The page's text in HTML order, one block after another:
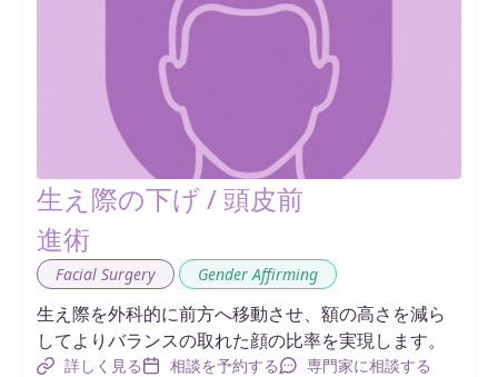
生え際の下げ / 頭皮前
進術
Facial Surgery Gender Affirming
生え際を外科的に前方へ移動させ、額の高さを減ら
してよりバランスの取れた顔の比率を実現します。
詳しく見る 相談を予約する 専門家に相談する